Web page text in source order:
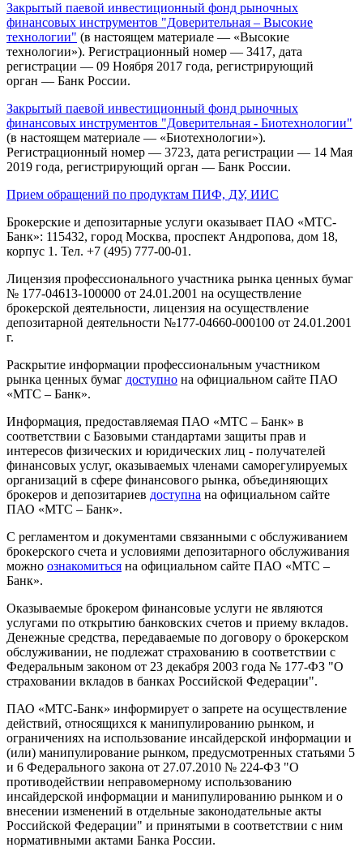
Закрытый паевой инвестиционный фонд рыночных
финансовых инструментов "Доверительная – Высокие
технологии" (в настоящем материале — «Высокие
технологии»). Регистрационный номер — 3417, дата
регистрации — 09 Ноября 2017 года, регистрирующий
орган — Банк России.
Закрытый паевой инвестиционный фонд рыночных
финансовых инструментов "Доверительная - Биотехнологии"
(в настоящем материале — «Биотехнологии»).
Регистрационный номер — 3723, дата регистрации — 14 Мая
2019 года, регистрирующий орган — Банк России.
Прием обращений по продуктам ПИФ, ДУ, ИИС
Брокерские и депозитарные услуги оказывает ПАО «МТС-
Банк»: 115432, город Москва, проспект Андропова, дом 18,
корпус 1. Тел. +7 (495) 777-00-01.
Лицензия профессионального участника рынка ценных бумаг
№ 177-04613-100000 от 24.01.2001 на осуществление
брокерской деятельности, лицензия на осуществление
депозитарной деятельности №177-04660-000100 от 24.01.2001
г.
Раскрытие информации профессиональным участником
рынка ценных бумаг доступно на официальном сайте ПАО
«МТС – Банк».
Информация, предоставляемая ПАО «МТС – Банк» в
соответствии с Базовыми стандартами защиты прав и
интересов физических и юридических лиц - получателей
финансовых услуг, оказываемых членами саморегулируемых
организаций в сфере финансового рынка, объединяющих
брокеров и депозитариев доступна на официальном сайте
ПАО «МТС – Банк».
С регламентом и документами связанными с обслуживанием
брокерского счета и условиями депозитарного обслуживания
можно ознакомиться на официальном сайте ПАО «МТС –
Банк».
Оказываемые брокером финансовые услуги не являются
услугами по открытию банковских счетов и приему вкладов.
Денежные средства, передаваемые по договору о брокерском
обслуживании, не подлежат страхованию в соответствии с
Федеральным законом от 23 декабря 2003 года № 177-ФЗ "О
страховании вкладов в банках Российской Федерации".
ПАО «МТС-Банк» информирует о запрете на осуществление
действий, относящихся к манипулированию рынком, и
ограничениях на использование инсайдерской информации и
(или) манипулирование рынком, предусмотренных статьями 5
и 6 Федерального закона от 27.07.2010 № 224-ФЗ "О
противодействии неправомерному использованию
инсайдерской информации и манипулированию рынком и о
внесении изменений в отдельные законодательные акты
Российской Федерации" и принятыми в соответствии с ним
нормативными актами Банка России.